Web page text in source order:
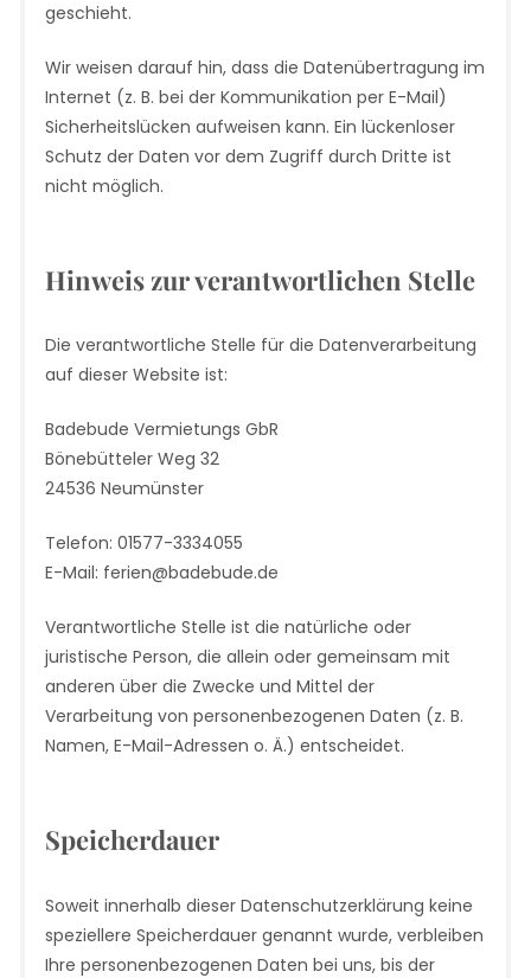
geschieht.
Wir weisen darauf hin, dass die Datenübertragung im
Internet (z. B. bei der Kommunikation per E-Mail)
Sicherheitslücken aufweisen kann. Ein lückenloser
Schutz der Daten vor dem Zugriff durch Dritte ist
nicht möglich.
Hinweis zur verantwortlichen Stelle
Die verantwortliche Stelle für die Datenverarbeitung
auf dieser Website ist:
Badebude Vermietungs GbR
Bönebütteler Weg 32
24536 Neumünster
Telefon: 01577-3334055
E-Mail: ferien@badebude.de
Verantwortliche Stelle ist die natürliche oder
juristische Person, die allein oder gemeinsam mit
anderen über die Zwecke und Mittel der
Verarbeitung von personenbezogenen Daten (z. B.
Namen, E-Mail-Adressen o. Ä.) entscheidet.
Speicherdauer
Soweit innerhalb dieser Datenschutzerklärung keine
speziellere Speicherdauer genannt wurde, verbleiben
Ihre personenbezogenen Daten bei uns, bis der